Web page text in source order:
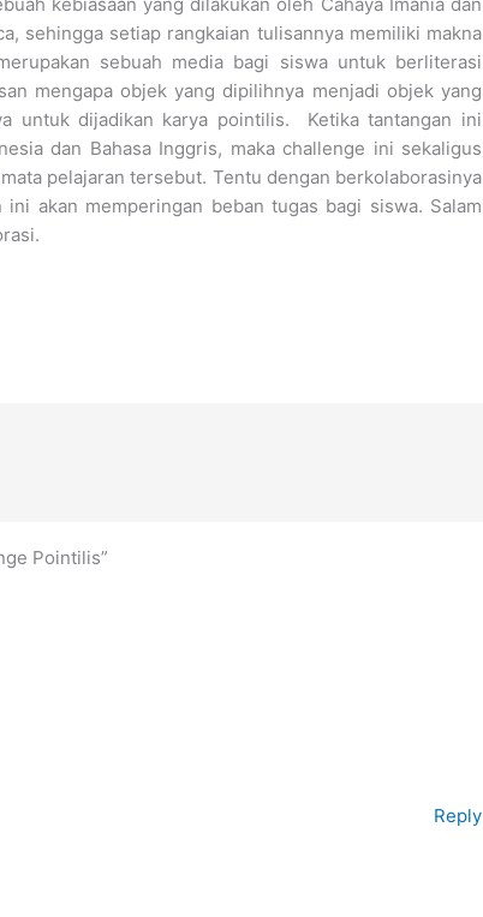
sehingga setiap rangkaian tulisannya memiliki makna
sebuah media bagi siswa untuk berliterasi
mengapa objek yang dipilihnya menjadi objek yang
untuk dijadikan karya pointilis. Ketika tantangan ini
dan Bahasa Inggris, maka challenge ini sekaligus
pelajaran tersebut. Tentu dengan berkolaborasinya
ini akan memperingan beban tugas bagi siswa. Salam
Pointilis”
Reply